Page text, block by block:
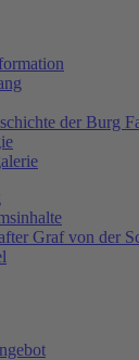
der Burg
Graf von der